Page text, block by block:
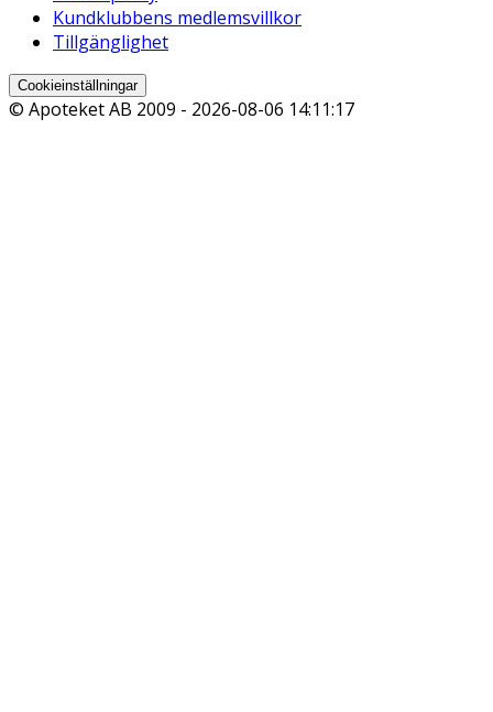
Kundklubbens medlemsvillkor
Tillgänglighet
Cookieinställningar
© Apoteket AB 2009 - 2026-08-06 14:11:17